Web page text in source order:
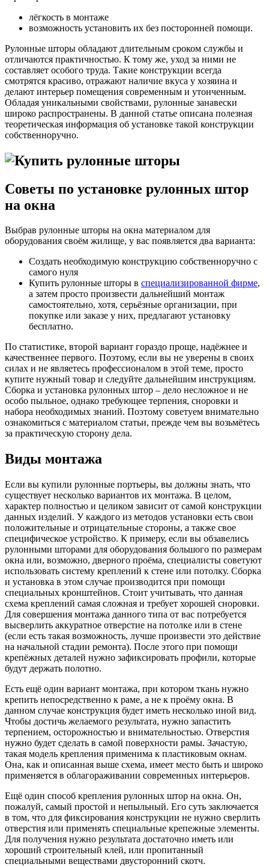
лёгкость в монтаже
возможность установить их без посторонней помощи.
Рулонные шторы обладают длительным сроком службы и
отличаются практичностью. К тому же, уход за ними не
составляет особого труда. Такие конструкции всегда
смотрятся красиво, отражают наличие вкуса у хозяина и
делают интерьер помещения современным и утонченным.
Обладая уникальными свойствами, рулонные занавески
широко распространены. В данной статье описана полезная
теоретическая информация об установке такой конструкции
собственноручно.
Советы по установке рулонных штор
на окна
Выбрав рулонные шторы на окна материалом для
оборудования своём жилище, у вас появляется два варианта:
Создать необходимую конструкцию собственноручно с
самого нуля
Купить рулонные шторы в специализированной фирме,
а затем просто произвести дальнейший монтаж
самостоятельно, хотя, серьёзные организации, при
покупке или заказе у них, предлагают установку
бесплатно.
По статистике, второй вариант гораздо проще, надёжнее и
качественнее первого. Поэтому, если вы не уверены в своих
силах и не являетесь профессионалом в этой теме, просто
купите нужный товар и следуйте дальнейшим инструкциям.
Сборка и установка рулонных штор – дело несложное и не
особо пыльное, однако требующее терпения, сноровки и
набора необходимых знаний. Поэтому советуем внимательно
ознакомиться с материалом статьи, прежде чем вы возьмётесь
за практическую сторону дела.
Виды монтажа
Если вы купили рулонные портьеры, вы должны знать, что
существует несколько вариантов их монтажа. В целом,
характер полностью и целиком зависит от самой конструкции
данных изделий. У каждого из методов установки есть свои
положительные и отрицательные стороны, а также свое
специфическое устройство. К примеру, если вы обзавелись
рулонными шторами для оборудования большого по размерам
окна или, возможно, дверного проёма, специалисты советуют
использовать систему креплений к стене или потолку. Сборка
и установка в этом случае производится при помощи
специальных кронштейнов. Стоит учитывать, что данная
схема креплений самая сложная и требует хорошей сноровки.
Для совершения монтажа данного типа от вас потребуется
высверлить аккуратное отверстие на потолке или в стене
(если есть такая возможность, лучше произвести это действие
на начальной стадии ремонта). После этого при помощи
крепёжных деталей нужно зафиксировать профили, которые
будут держать полотно.
Есть ещё один вариант монтажа, при котором ткань нужно
крепить непосредственно к раме, а не к проёму окна. В
данном случае конструкция будет иметь несколько иной вид.
Чтобы достичь желаемого результата, нужно запастить
терпением, осторожностью и внимательностью. Отверстия
нужно будет сделать в самой поверхности рамы. Зачастую,
такая модель крепления применима к пластиковым окнам.
Она, как и описанная выше схема, имеет место быть и широко
применяется в облагораживании современных интерьеров.
Ещё один способ крепления рулонных штор на окна. Он,
пожалуй, самый простой и непыльный. Его суть заключается
в том, что для фиксирования конструкции не нужно сверлить
отверстия или применять специальные крепежные элементы.
Для получения нужно результата достаточно иметь или
хороший строительный клей, или пропитанный
специальными веществами двусторонний скотч.